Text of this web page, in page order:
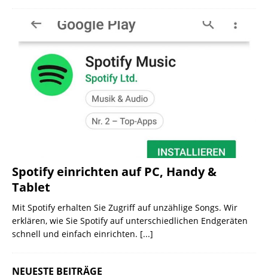
Spotify einrichten auf PC, Handy &
Tablet
Mit Spotify erhalten Sie Zugriff auf unzählige Songs. Wir
erklären, wie Sie Spotify auf unterschiedlichen Endgeräten
schnell und einfach einrichten. [...]
NEUESTE BEITRÄGE